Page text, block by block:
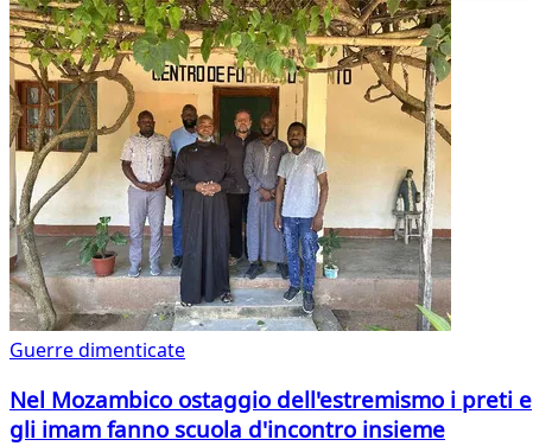
Guerre dimenticate
Nel Mozambico ostaggio dell'estremismo i preti e
gli imam fanno scuola d'incontro insieme